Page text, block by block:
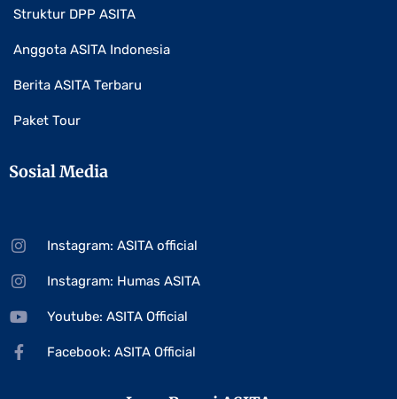
Struktur DPP ASITA
Anggota ASITA Indonesia
Berita ASITA Terbaru
Paket Tour
Sosial Media
Instagram: ASITA official
Instagram: Humas ASITA
Youtube: ASITA Official
Facebook: ASITA Official